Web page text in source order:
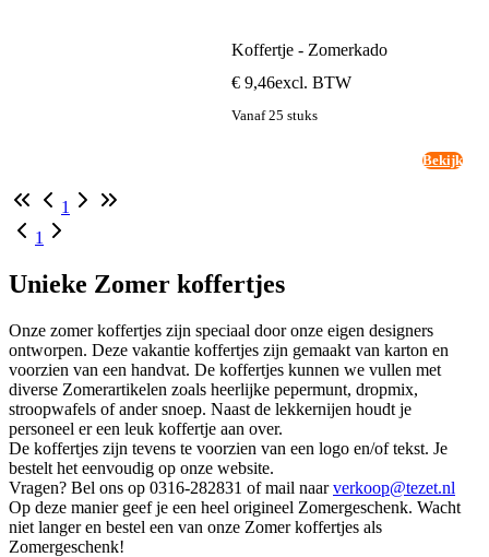
Koffertje - Zomerkado
€ 9,46excl. BTW
Vanaf 25 stuks
Bekijk
1
1
Unieke Zomer koffertjes
Onze zomer koffertjes zijn speciaal door onze eigen designers
ontworpen. Deze vakantie koffertjes zijn gemaakt van karton en
voorzien van een handvat. De koffertjes kunnen we vullen met
diverse Zomerartikelen zoals heerlijke pepermunt, dropmix,
stroopwafels of ander snoep. Naast de lekkernijen houdt je
personeel er een leuk koffertje aan over.
De koffertjes zijn tevens te voorzien van een logo en/of tekst. Je
bestelt het eenvoudig op onze website.
Vragen? Bel ons op 0316-282831 of mail naarverkoop@tezet.nl
Op deze manier geef je een heel origineel Zomergeschenk. Wacht
niet langer en bestel een van onze Zomer koffertjes als
Zomergeschenk!